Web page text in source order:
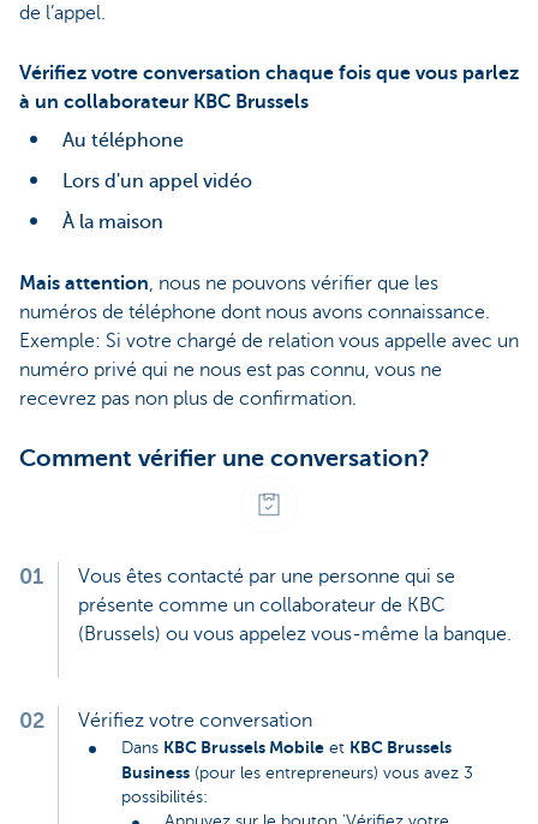
de l’appel.
Vérifiez votre conversation chaque fois que vous parlez
à un collaborateur KBC Brussels
Au téléphone
Lors d'un appel vidéo
À la maison
Mais attention, nous ne pouvons vérifier que les
numéros de téléphone dont nous avons connaissance.
Exemple: Si votre chargé de relation vous appelle avec un
numéro privé qui ne nous est pas connu, vous ne
recevrez pas non plus de confirmation.
Comment vérifier une conversation?
01
Vous êtes contacté par une personne qui se
présente comme un collaborateur de KBC
(Brussels) ou vous appelez vous-même la banque.
02 Vérifiez votre conversation
Dans KBC Brussels Mobile et KBC Brussels
Business (pour les entrepreneurs) vous avez 3
possibilités: